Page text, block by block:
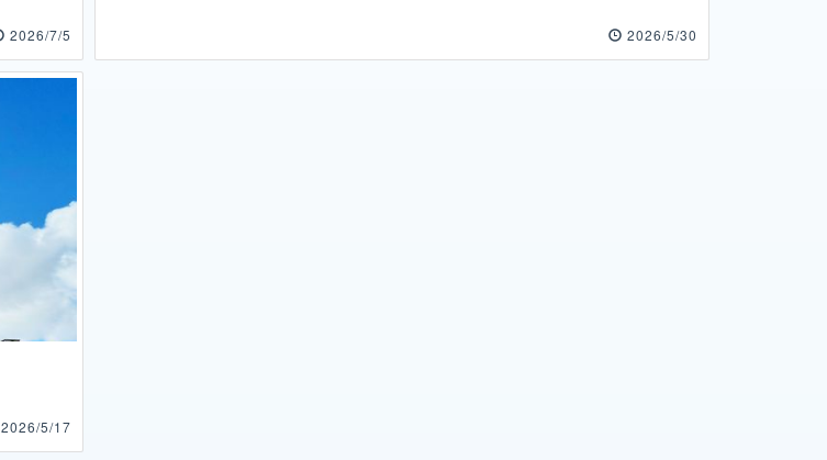
2026/7/5 2026/5/30
2026/5/17